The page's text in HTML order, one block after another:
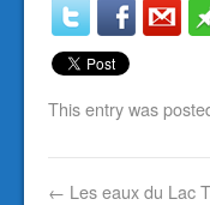
This entry was
← Les eaux du Lac